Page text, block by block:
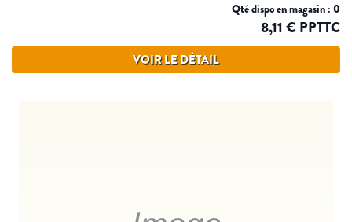
Qté dispo en magasin : 0
8,11 € PPTTC
VOIR LE DÉTAIL